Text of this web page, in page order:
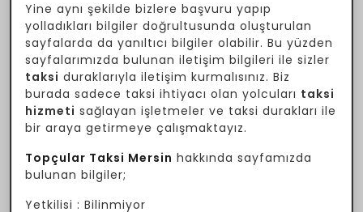
Yine aynı şekilde bizlere başvuru yapıp
yolladıkları bilgiler doğrultusunda oluşturulan
sayfalarda da yanıltıcı bilgiler olabilir. Bu yüzden
sayfalarımızda bulunan iletişim bilgileri ile sizler
taksi duraklarıyla iletişim kurmalısınız. Biz
burada sadece taksi ihtiyacı olan yolcuları taksi
hizmeti sağlayan işletmeler ve taksi durakları ile
bir araya getirmeye çalışmaktayız.
Topçular Taksi Mersin hakkında sayfamızda
bulunan bilgiler;
Yetkilisi : Bilinmiyor